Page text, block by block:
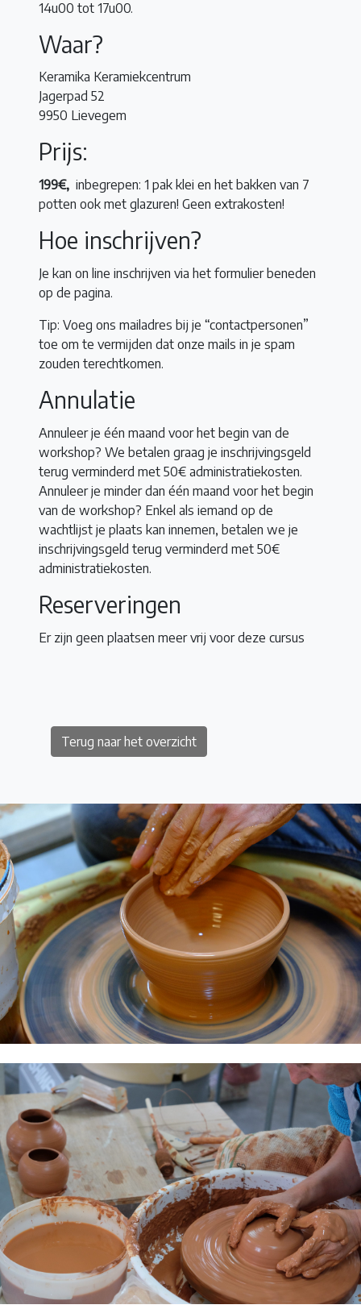
14u00 tot 17u00.
Waar?
Keramika Keramiekcentrum
Jagerpad 52
9950 Lievegem
Prijs:
199€, inbegrepen: 1 pak klei en het bakken van 7
potten ook met glazuren! Geen extrakosten!
Hoe inschrijven?
Je kan on line inschrijven via het formulier beneden
op de pagina.
Tip: Voeg ons mailadres bij je “contactpersonen”
toe om te vermijden dat onze mails in je spam
zouden terechtkomen.
Annulatie
Annuleer je één maand voor het begin van de
workshop? We betalen graag je inschrijvingsgeld
terug verminderd met 50€ administratiekosten.
Annuleer je minder dan één maand voor het begin
van de workshop? Enkel als iemand op de
wachtlijst je plaats kan innemen, betalen we je
inschrijvingsgeld terug verminderd met 50€
administratiekosten.
Reserveringen
Er zijn geen plaatsen meer vrij voor deze cursus
Terug naar het overzicht